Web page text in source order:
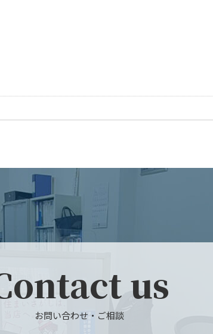
us
お問い合わせ・ご相談